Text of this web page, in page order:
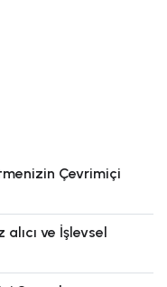
Çevrimiçi
ve İşlevsel